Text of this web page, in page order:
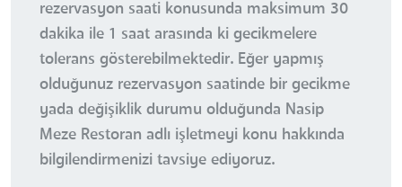
rezervasyon saati konusunda maksimum 30
dakika ile 1 saat arasında ki gecikmelere
tolerans gösterebilmektedir. Eğer yapmış
olduğunuz rezervasyon saatinde bir gecikme
yada değişiklik durumu olduğunda Nasip
Meze Restoran adlı işletmeyi konu hakkında
bilgilendirmenizi tavsiye ediyoruz.